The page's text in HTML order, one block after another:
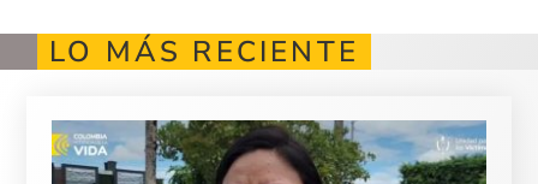
LO MÁS RECIENTE